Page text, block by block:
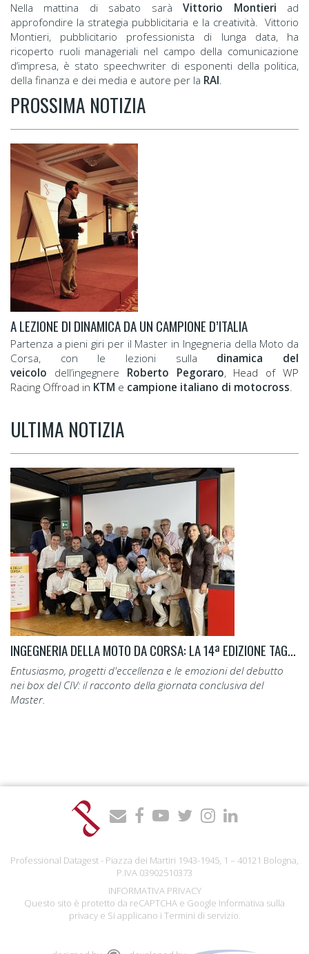
Nella mattina di sabato saràVittorio Montieri ad
approfondire la strategia pubblicitaria e la creatività. Vittorio
Montieri, pubblicitario professionista di lunga data, ha
ricoperto ruoli manageriali nel campo della comunicazione
d’impresa, è stato speechwriter di esponenti della politica,
della finanza e dei media e autore per la RAI.
PROSSIMA NOTIZIA
A LEZIONE DI DINAMICA DA UN CAMPIONE D’ITALIA
Partenza a pieni giri per il Master in Ingegneria della Moto da
Corsa, con le lezioni sulla dinamica del
veicolo dell’ingegnere Roberto Pegoraro, Head of WP
Racing Offroad in KTM e campione italiano di motocross.
ULTIMA NOTIZIA
INGEGNERIA DELLA MOTO DA CORSA: LA 14ª EDIZIONE TAGLIA IL TRAGUARDO.
Entusiasmo, progetti d'eccellenza e le emozioni del debutto
nei box del CIV: il racconto della giornata conclusiva del
Master.
Professional Datagest - Piazza dei Martiri 1943-1945, 1 – 40121 Bologna,
P.IVA 03902510373
INFORMATIVA PRIVACY
Questo sito è protetto da reCAPTCHA e Google Informativa sulla
privacye Si applicano i Termini di servizio.